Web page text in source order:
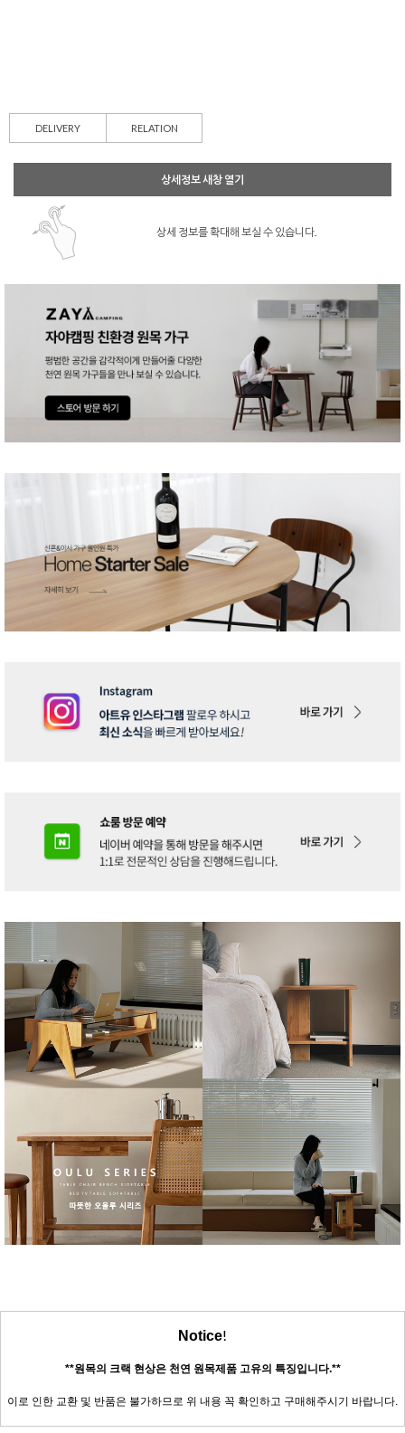
DELIVERY RELATION
상세정보 새창 열기
상세 정보를 확대해 보실 수 있습니다.
Notice!
**원목의 크랙 현상은 천연 원목제품 고유의 특징입니다.**
이로 인한 교환 및 반품은 불가하므로 위 내용 꼭 확인하고 구매해주시기 바랍니다.